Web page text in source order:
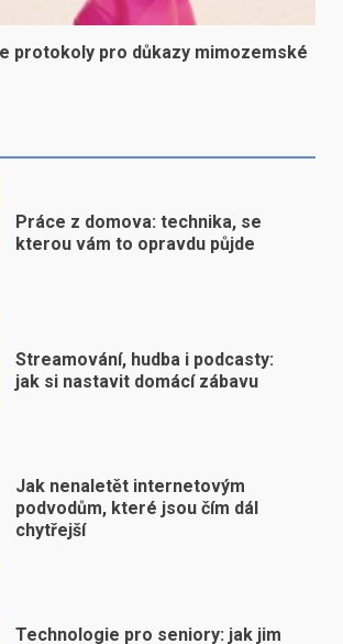
protokoly pro důkazy mimozemské
Práce z domova: technika, se
kterou vám to opravdu půjde
Streamování, hudba i podcasty:
jak si nastavit domácí zábavu
Jak nenaletět internetovým
podvodům, které jsou čím dál
chytřejší
Technologie pro seniory: jak jim